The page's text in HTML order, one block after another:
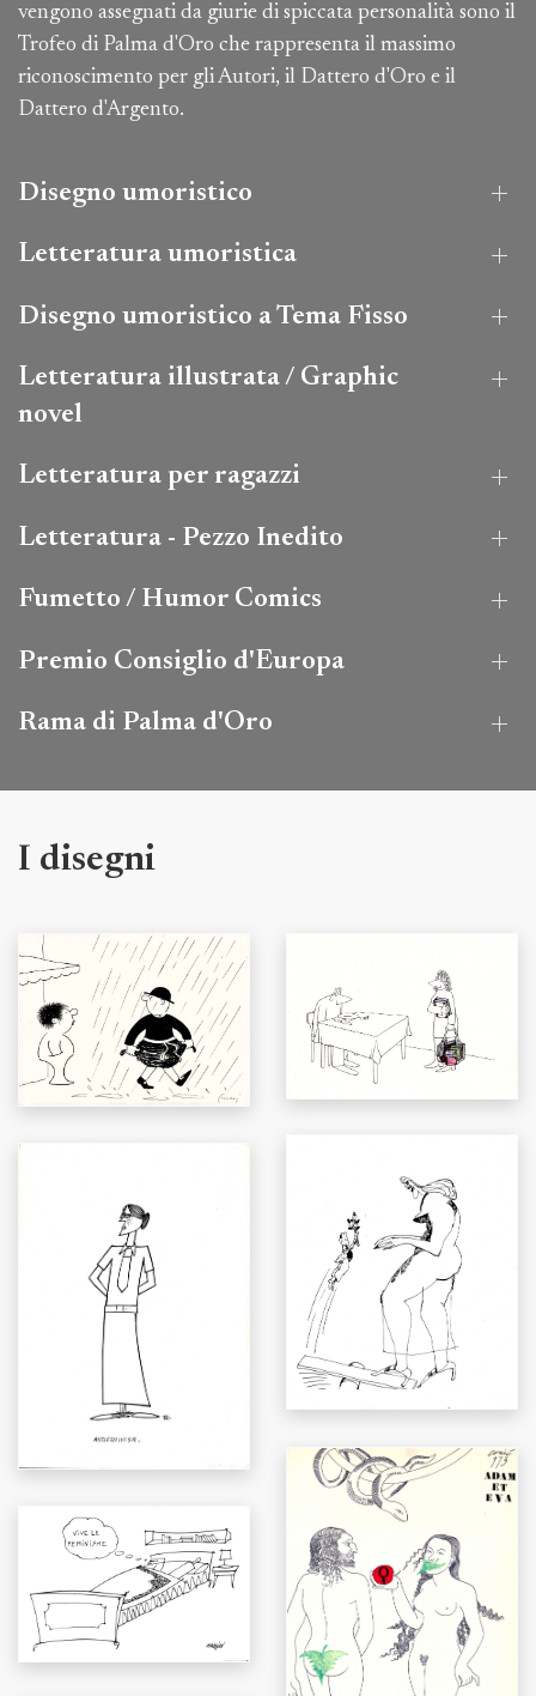
vengono assegnati da giurie di spiccata personalità sono il
Trofeo di Palma d'Oro che rappresenta il massimo
riconoscimento per gli Autori, il Dattero d'Oro e il
Dattero d'Argento.
Disegno umoristico
Letteratura umoristica
Disegno umoristico a Tema Fisso
Letteratura illustrata / Graphic
novel
Letteratura per ragazzi
Letteratura - Pezzo Inedito
Fumetto / Humor Comics
Premio Consiglio d'Europa
Rama di Palma d'Oro
I disegni